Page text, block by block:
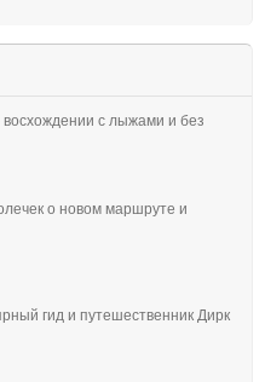
с лыжами и без
о новом маршруте и
гид и путешественник Дирк